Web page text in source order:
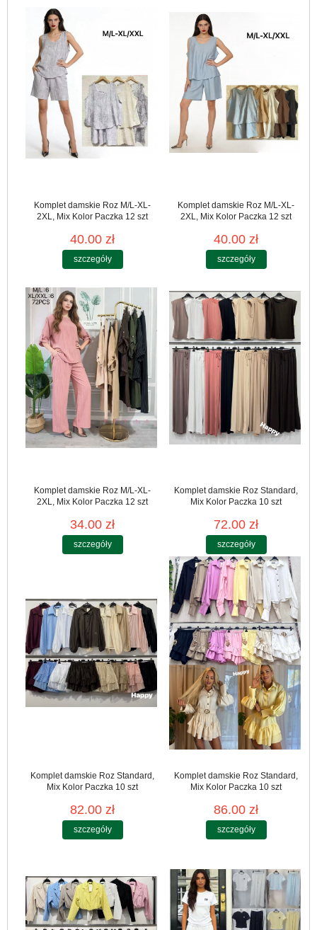
Komplet damskie Roz M/L-XL-
2XL, Mix Kolor Paczka 12 szt
40.00 zł
szczegóły
Komplet damskie Roz M/L-XL-
2XL, Mix Kolor Paczka 12 szt
40.00 zł
szczegóły
Komplet damskie Roz M/L-XL-
2XL, Mix Kolor Paczka 12 szt
34.00 zł
szczegóły
Komplet damskie Roz Standard,
Mix Kolor Paczka 10 szt
72.00 zł
szczegóły
Komplet damskie Roz Standard,
Mix Kolor Paczka 10 szt
82.00 zł
szczegóły
Komplet damskie Roz Standard,
Mix Kolor Paczka 10 szt
86.00 zł
szczegóły